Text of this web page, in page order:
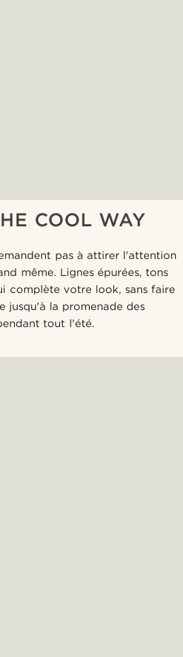
COOL WAY
pas à attirer l'attention
même. Lignes épurées, tons
complète votre look, sans faire
jusqu'à la promenade des
tout l'été.